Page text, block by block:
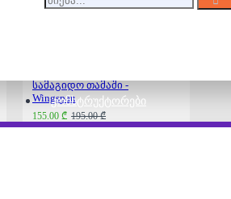
ᲙᲝᲜᲡᲢᲠᲣᲥᲢᲝᲠᲔᲑᲘ
სამაგიდო თამაში -
Wingspan
155.00 ₾ 195.00 ₾